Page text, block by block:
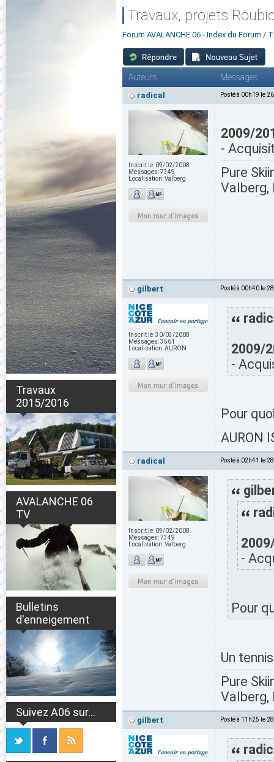
Travaux
2015/2016
AVALANCHE 06
TV
Bulletins
d'enneigement
Suivez A06 sur...
Travaux, projets
Forum AVALANCHE 06 - Index du Forum /
Auteurs Messages
radical Posté à 00h19 le
Inscrit le: 09/02/2008
Messages:7349
Localisation:Valberg
2009/
-
Pure
Valberg,
gilbert Posté à 00h40 le
Inscrit le:30/03/2008
Messages:3561
Localisation:AURON
2009/
-
Pour
AURON
radical Posté à 02h41 le
Inscrit le: 09/02/2008
Messages:7349
Localisation:Valberg
-
Pour
Un
Pure
Valberg,
gilbert Posté à 11h25 le